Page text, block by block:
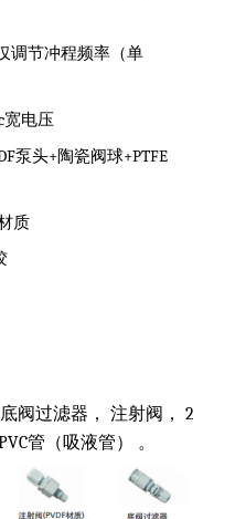
调节冲程频率（单
宽电压
泵头+陶瓷阀球+PTFE
质
阀过滤器， 注射阀， 2
管（吸液管） 。